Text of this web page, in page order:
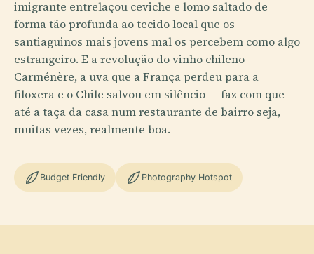
imigrante entrelaçou ceviche e lomo saltado de
forma tão profunda ao tecido local que os
santiaguinos mais jovens mal os percebem como algo
estrangeiro. E a revolução do vinho chileno —
Carménère, a uva que a França perdeu para a
filoxera e o Chile salvou em silêncio — faz com que
até a taça da casa num restaurante de bairro seja,
muitas vezes, realmente boa.
Budget Friendly Photography Hotspot